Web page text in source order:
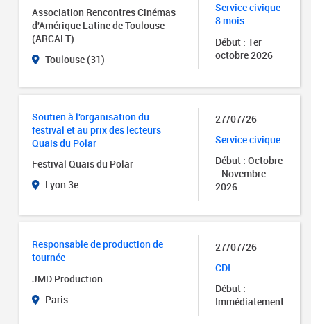
Association Rencontres Cinémas
d'Amérique Latine de Toulouse
(ARCALT)
Toulouse (31)
Service civique
8 mois
Début : 1er
octobre 2026
Soutien à l'organisation du
festival et au prix des lecteurs
Quais du Polar
Festival Quais du Polar
Lyon 3e
27/07/26
Service civique
Début : Octobre
- Novembre
2026
Responsable de production de
tournée
JMD Production
Paris
27/07/26
CDI
Début :
Immédiatement